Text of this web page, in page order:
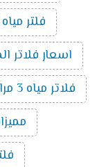
فلتر مياه 5
اسعار فلاتر
فلاتر مياه 3 مراحل